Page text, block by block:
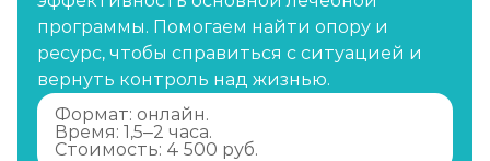
программы. Помогаем найти опору и
ресурс, чтобы справиться с ситуацией и
вернуть контроль над жизнью.
Формат: онлайн.
Время: 1,5–2 часа.
Стоимость: 4 500 руб.